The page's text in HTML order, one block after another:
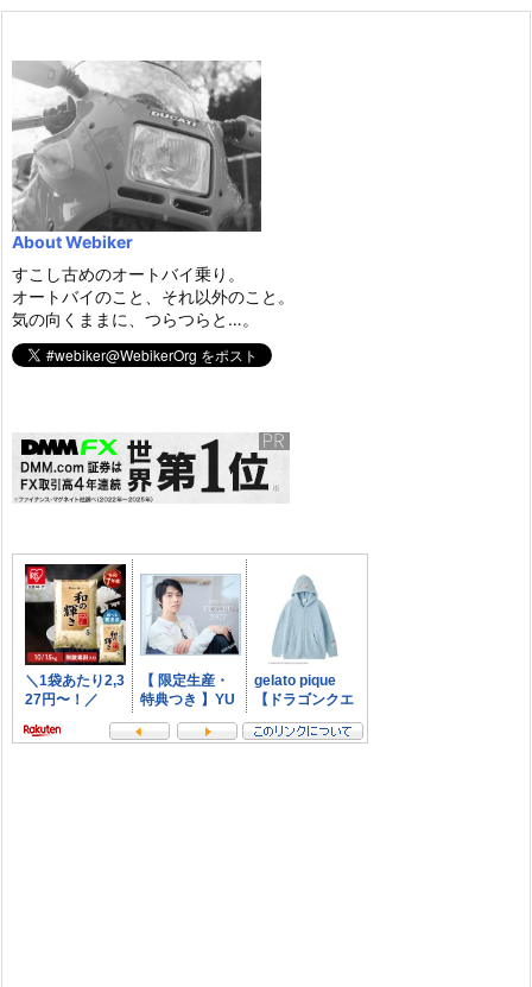
About Webiker
すこし古めのオートバイ乗り。
オートバイのこと、それ以外のこと。
気の向くままに、つらつらと…。